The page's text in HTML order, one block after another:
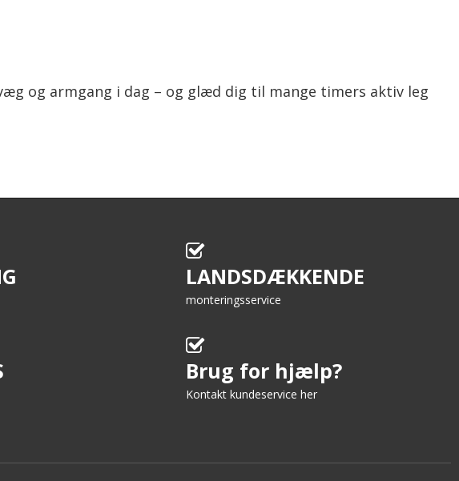
og armgang i dag – og glæd dig til mange timers aktiv leg
LANDSDÆKKENDE
monteringsservice
Brug for hjælp?
Kontakt kundeservice her